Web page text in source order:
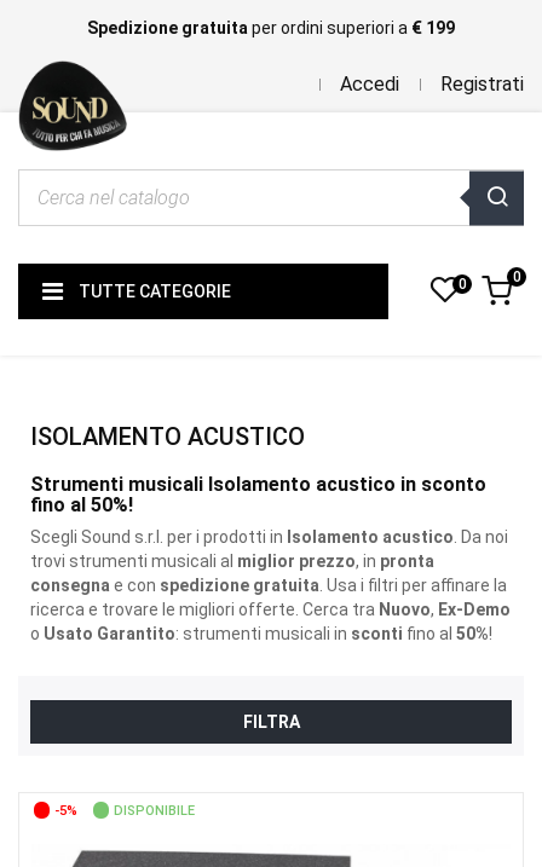
Spedizione gratuita per ordini superiori a € 199
Accedi Registrati
TUTTE CATEGORIE 0 0
ISOLAMENTO ACUSTICO
Strumenti musicali Isolamento acustico in sconto
fino al 50%!
Scegli Sound s.r.l. per i prodotti in Isolamento acustico . Da noi
trovi strumenti musicali al miglior prezzo, in pronta
consegna e con spedizione gratuita . Usa i filtri per affinare la
ricerca e trovare le migliori offerte. Cerca tra Nuovo, Ex-Demo
o Usato Garantito: strumenti musicali in sconti fino al 50%!
FILTRA
-5% DISPONIBILE